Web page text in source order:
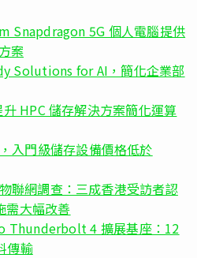
Snapdragon 5G 個人電腦提供
案
Solutions for AI，簡化企業部
HPC 儲存解決方案簡化運算
入門級儲存設備價格低於
聯網調查：三成香港受訪者認
需大幅改善
Thunderbolt 4 擴展基座：12
傳輸